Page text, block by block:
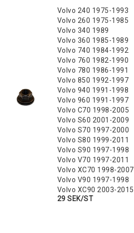
Volvo 240 1975-1993
Volvo 260 1975-1985
Volvo 340 1989
Volvo 360 1985-1989
Volvo 740 1984-1992
Volvo 760 1982-1990
Volvo 780 1986-1991
Volvo 850 1992-1997
Volvo 940 1991-1998
Volvo 960 1991-1997
Volvo C70 1998-2005
Volvo S60 2001-2009
Volvo S70 1997-2000
Volvo S80 1999-2011
Volvo S90 1997-1998
Volvo V70 1997-2011
Volvo XC70 1998-2007
Volvo V90 1997-1998
Volvo XC90 2003-2015
29 SEK/ST